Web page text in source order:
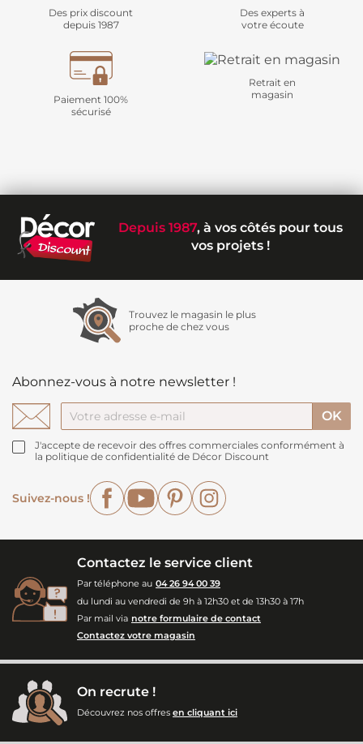
Des prix discount
depuis 1987
Des experts à
votre écoute
Paiement 100%
sécurisé
Retrait en
magasin
Depuis 1987, à vos côtés pour tous
vos projets !
Trouvez le magasin le plus
proche de chez vous
Abonnez-vous à notre newsletter !
J'accepte de recevoir des offres commerciales conformément à
la politique de confidentialité de Décor Discount
Suivez-nous !
FacebookYouTubePinterest
Contactez le service client
Par téléphone au 04 26 94 00 39
du lundi au vendredi de 9h à 12h30 et de 13h30 à 17h
Par mail via notre formulaire de contact
Contactez votre magasin
On recrute !
Découvrez nos offres en cliquant ici